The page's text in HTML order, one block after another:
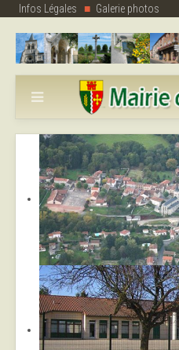
Infos Légales Galerie photos